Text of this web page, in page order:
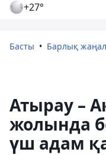
+27°
Басты Барлық
Атырау –
жолында
үш адам